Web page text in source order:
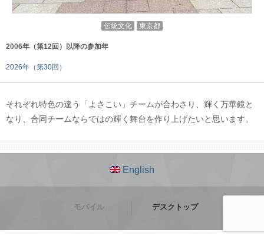
伝統文化 東京都
2006年（第12回）以降の参加年
2026年（第30回）
それぞれ特色の違う「よさこい」チームが合わさり、輝く万華鏡と
なり、合同チームならではの輝く舞台を作り上げたいと思います。
English
モバイル デスクトップ